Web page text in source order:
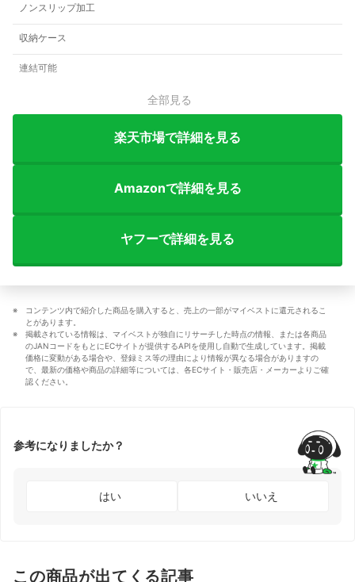
ノンスリップ加工
収納ケース
連結可能
全部見る
楽天市場で詳細を見る
Amazonで詳細を見る
ヤフーで詳細を見る
コンテンツ内で紹介した商品を購入すると、売上の一部がマイベストに還元されるこ
とがあります。
掲載されている情報は、マイベストが独自にリサーチした時点の情報、または各商品
のJANコードをもとにECサイトが提供するAPIを使用し自動で生成しています。掲載
価格に変動がある場合や、登録ミス等の理由により情報が異なる場合がありますの
で、最新の価格や商品の詳細等については、各ECサイト・販売店・メーカーよりご確
認ください。
参考になりましたか？
はい いいえ
この商品が出てくる記事